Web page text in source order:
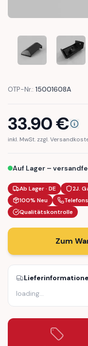
AUDI A3 S3 8LAUDI
OTP-Nr.: 15001608A
33.90€
inkl. MwSt. zzgl.
Auf Lager –
Ab Lager · DE 2J.
100% Neu
Qualitätskontrolle
Zum
loading…